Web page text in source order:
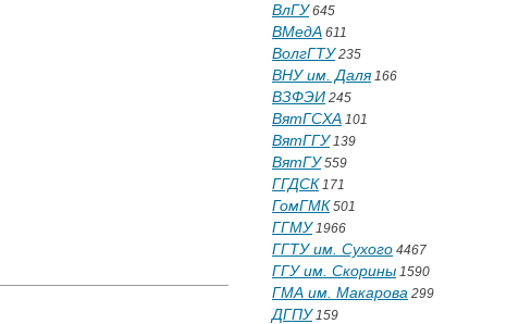
ВлГУ645
ВМедА 611
ВолгГТУ235
ВНУ им. Даля166
ВЗФЭИ 245
ВятГСХА 101
ВятГГУ139
ВятГУ559
ГГДСК 171
ГомГМК 501
ГГМУ1966
ГГТУ им. Сухого 4467
ГГУ им. Скорины 1590
ГМА им. Макарова 299
ДГПУ159